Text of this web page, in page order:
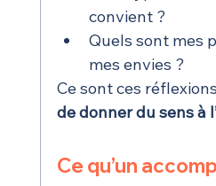
convient ?
Quels sont mes
mes envies ?
Ce sont ces
de donner du sens à
Ce qu’un